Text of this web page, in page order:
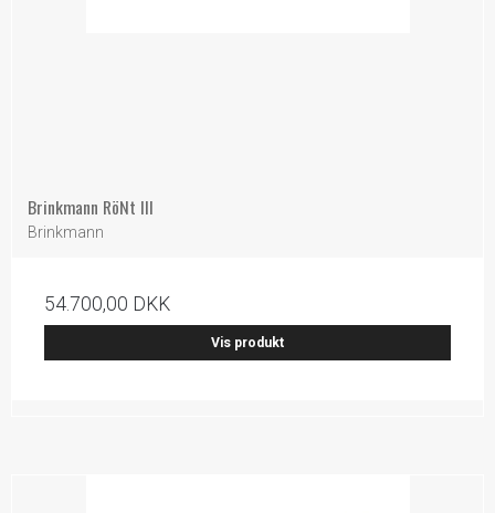
Brinkmann RöNt III
Brinkmann
54.700,00 DKK
Vis produkt